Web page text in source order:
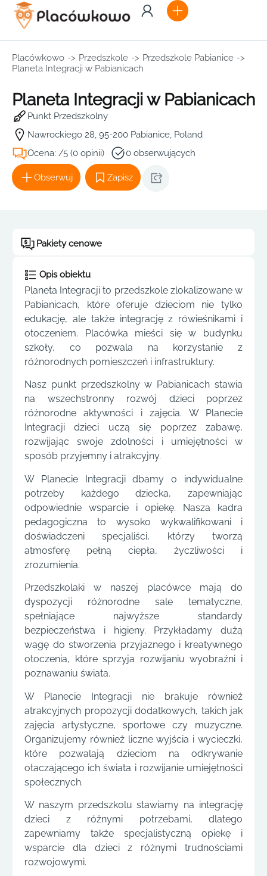
Placówkowo -> Przedszkole -> Przedszkole Pabianice ->
Planeta Integracji w Pabianicach
Planeta Integracji w Pabianicach
Punkt Przedszkolny
Nawrockiego 28, 95-200 Pabianice, Poland
Ocena: /5 (0 opinii)
0 obserwujących
Obserwuj Zapisz
Pakiety cenowe
Opis obiektu
Planeta Integracji to przedszkole zlokalizowane w
Pabianicach, które oferuje dzieciom nie tylko
edukację, ale także integrację z rówieśnikami i
otoczeniem. Placówka mieści się w budynku
szkoły, co pozwala na korzystanie z
różnorodnych pomieszczeń i infrastruktury.
Nasz punkt przedszkolny w Pabianicach stawia
na wszechstronny rozwój dzieci poprzez
różnorodne aktywności i zajęcia. W Planecie
Integracji dzieci uczą się poprzez zabawę,
rozwijając swoje zdolności i umiejętności w
sposób przyjemny i atrakcyjny.
W Planecie Integracji dbamy o indywidualne
potrzeby każdego dziecka, zapewniając
odpowiednie wsparcie i opiekę. Nasza kadra
pedagogiczna to wysoko wykwalifikowani i
doświadczeni specjaliści, którzy tworzą
atmosferę pełną ciepła, życzliwości i
zrozumienia.
Przedszkolaki w naszej placówce mają do
dyspozycji różnorodne sale tematyczne,
spełniające najwyższe standardy
bezpieczeństwa i higieny. Przykładamy dużą
wagę do stworzenia przyjaznego i kreatywnego
otoczenia, które sprzyja rozwijaniu wyobraźni i
poznawaniu świata.
W Planecie Integracji nie brakuje również
atrakcyjnych propozycji dodatkowych, takich jak
zajęcia artystyczne, sportowe czy muzyczne.
Organizujemy również liczne wyjścia i wycieczki,
które pozwalają dzieciom na odkrywanie
otaczającego ich świata i rozwijanie umiejętności
społecznych.
W naszym przedszkolu stawiamy na integrację
dzieci z różnymi potrzebami, dlatego
zapewniamy także specjalistyczną opiekę i
wsparcie dla dzieci z różnymi trudnościami
rozwojowymi.